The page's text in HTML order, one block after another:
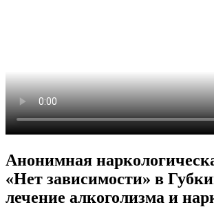
Анонимная
«Нет зависимости» в
лечение алкоголизма и